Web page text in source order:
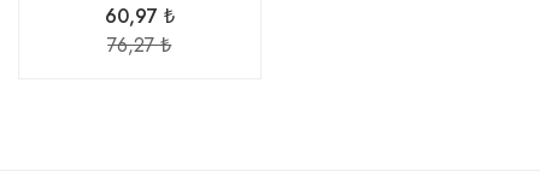
60,97 ₺
76,27 ₺